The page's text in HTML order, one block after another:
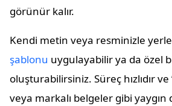
görünür kalır.
Kendi metin veya resminizle
şablonu uygulayabilir ya da özel
oluşturabilirsiniz. Süreç hızlıdır ve
veya markalı belgeler gibi